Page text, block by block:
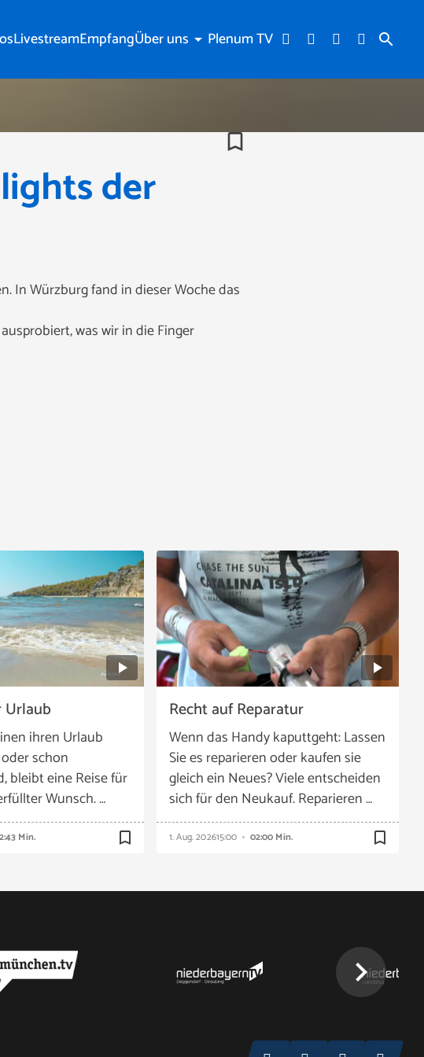
search
LivestreamEmpfangÜber uns arrow_drop_down Plenum TV
bookmark_border
der
In Würzburg fand in dieser Woche das
was wir in die Finger
Urlaub
ihren Urlaub
schon
bleibt eine Reise für
Wunsch. …
Min. bookmark_border
Recht auf Reparatur
Wenn das Handy kaputtgeht: Lassen
Sie es reparieren oder kaufen sie
gleich ein Neues? Viele entscheiden
sich für den Neukauf. Reparieren …
1. Aug. 202615:00 02:00 Min. bookmark_border
chevron_right